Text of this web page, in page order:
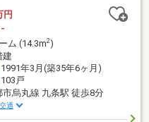
円
-
ム (14.3m2)
建
1991年3月(築35年6ヶ月)
戸
市烏丸線 九条駅 徒歩8分
通